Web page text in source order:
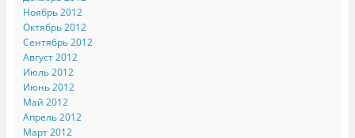
Ноябрь 2012
Октябрь 2012
Сентябрь 2012
Август 2012
Июль 2012
Июнь 2012
Май 2012
Апрель 2012
Март 2012